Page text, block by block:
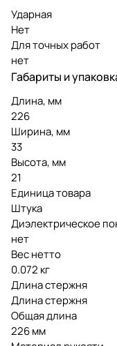
Ударная
Нет
Для точных работ
нет
Габариты и
Длина, мм
226
Ширина, мм
33
Высота, мм
21
Единица товара
Штука
Диэлектрическое
нет
Вес нетто
0.072 кг
Длина стержня
Длина стержня
Общая длина
226 мм